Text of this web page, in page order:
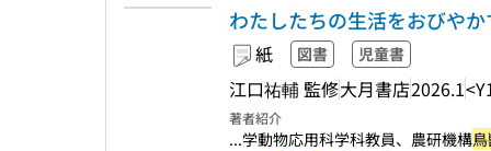
わたしたちの生活をおびや
紙 図書 児童書
江口祐輔 監修大月書店2026.1
著者紹介
...学動物応用科学科教員、農研機構